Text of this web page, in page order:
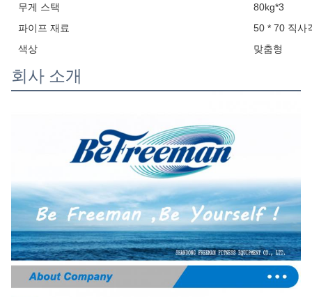
무게 스택
80kg*3
파이프 재료
50 * 70 직사
색상
맞춤형
회사 소개